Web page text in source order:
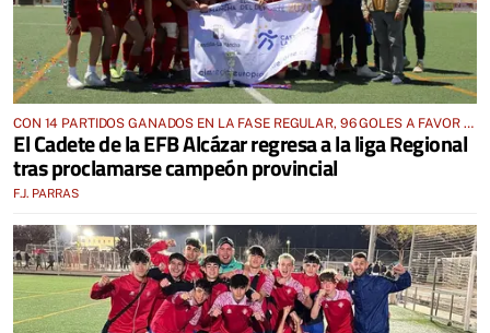
CON 14 PARTIDOS GANADOS EN LA FASE REGULAR, 96 GOLES A FAVOR Y
SÓLO 2 EN CONTRA
El Cadete de la EFB Alcázar regresa a la liga Regional
tras proclamarse campeón provincial
F.J. PARRAS